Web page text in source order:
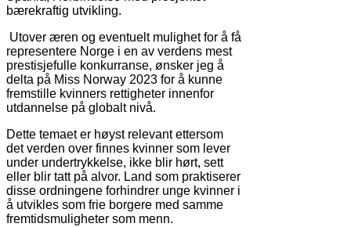
bærekraftig utvikling.
Utover æren og eventuelt mulighet for å få
representere Norge i en av verdens mest
prestisjefulle konkurranse, ønsker jeg å
delta på Miss Norway 2023 for å kunne
fremstille kvinners rettigheter innenfor
utdannelse på globalt nivå.
Dette temaet er høyst relevant ettersom
det verden over finnes kvinner som lever
under undertrykkelse, ikke blir hørt, sett
eller blir tatt på alvor. Land som praktiserer
disse ordningene forhindrer unge kvinner i
å utvikles som frie borgere med samme
fremtidsmuligheter som menn.